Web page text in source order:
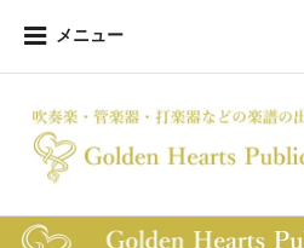
メニュー